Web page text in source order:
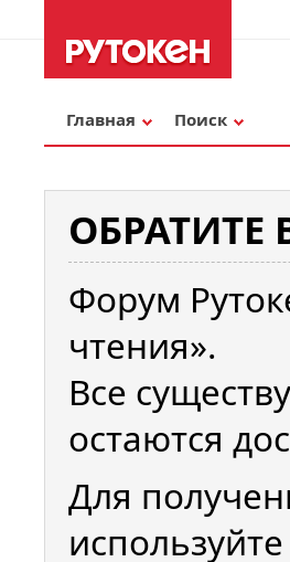
Главная Поиск
Форум
чтения».
Все
остаются
Для